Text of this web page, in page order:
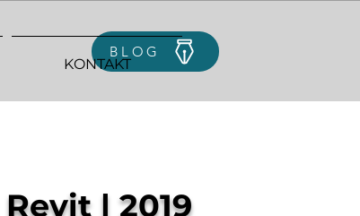
BLOG
KONTAKT
| 2019